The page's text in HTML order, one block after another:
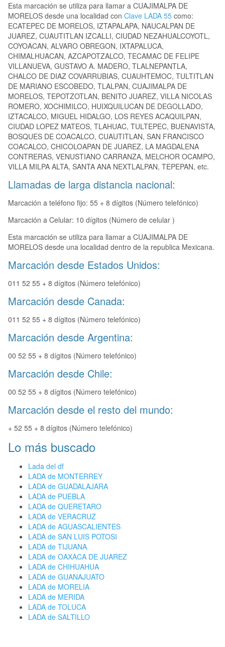
Esta marcación se utiliza para llamar a CUAJIMALPA DE
MORELOS desde una localidad con Clave LADA 55 como:
ECATEPEC DE MORELOS, IZTAPALAPA, NAUCALPAN DE
JUAREZ, CUAUTITLAN IZCALLI, CIUDAD NEZAHUALCOYOTL,
COYOACAN, ALVARO OBREGON, IXTAPALUCA,
CHIMALHUACAN, AZCAPOTZALCO, TECAMAC DE FELIPE
VILLANUEVA, GUSTAVO A. MADERO, TLALNEPANTLA,
CHALCO DE DIAZ COVARRUBIAS, CUAUHTEMOC, TULTITLAN
DE MARIANO ESCOBEDO, TLALPAN, CUAJIMALPA DE
MORELOS, TEPOTZOTLAN, BENITO JUAREZ, VILLA NICOLAS
ROMERO, XOCHIMILCO, HUIXQUILUCAN DE DEGOLLADO,
IZTACALCO, MIGUEL HIDALGO, LOS REYES ACAQUILPAN,
CIUDAD LOPEZ MATEOS, TLAHUAC, TULTEPEC, BUENAVISTA,
BOSQUES DE COACALCO, CUAUTITLAN, SAN FRANCISCO
COACALCO, CHICOLOAPAN DE JUAREZ, LA MAGDALENA
CONTRERAS, VENUSTIANO CARRANZA, MELCHOR OCAMPO,
VILLA MILPA ALTA, SANTA ANA NEXTLALPAN, TEPEPAN, etc.
Llamadas de larga distancia nacional:
Marcación a teléfono fijo: 55 + 8 dígitos (Número telefónico)
Marcación a Celular: 10 dígitos (Número de celular )
Esta marcación se utiliza para llamar a CUAJIMALPA DE
MORELOS desde una localidad dentro de la republica Mexicana.
Marcación desde Estados Unidos:
011 52 55 + 8 dígitos (Número telefónico)
Marcación desde Canada:
011 52 55 + 8 dígitos (Número telefónico)
Marcación desde Argentina:
00 52 55 + 8 dígitos (Número telefónico)
Marcación desde Chile:
00 52 55 + 8 dígitos (Número telefónico)
Marcación desde el resto del mundo:
+ 52 55 + 8 dígitos (Número telefónico)
Lo más buscado
Lada del df
LADA de MONTERREY
LADA de GUADALAJARA
LADA de PUEBLA
LADA de QUERETARO
LADA de VERACRUZ
LADA de AGUASCALIENTES
LADA de SAN LUIS POTOSI
LADA de TIJUANA
LADA de OAXACA DE JUAREZ
LADA de CHIHUAHUA
LADA de GUANAJUATO
LADA de MORELIA
LADA de MERIDA
LADA de TOLUCA
LADA de SALTILLO